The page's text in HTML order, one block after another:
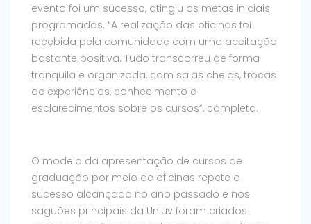
evento foi um sucesso, atingiu as metas iniciais
programadas. “A realização das oficinas foi
recebida pela comunidade com uma aceitação
bastante positiva. Tudo transcorreu de forma
tranquila e organizada, com salas cheias, trocas
de experiências, conhecimento e
esclarecimentos sobre os cursos”, completa.
O modelo da apresentação de cursos de
graduação por meio de oficinas repete o
sucesso alcançado no ano passado e nos
saguões principais da Uniuv foram criados